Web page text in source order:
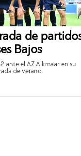
de
Bajos
ante el AZ Alkmaar en su
de verano.